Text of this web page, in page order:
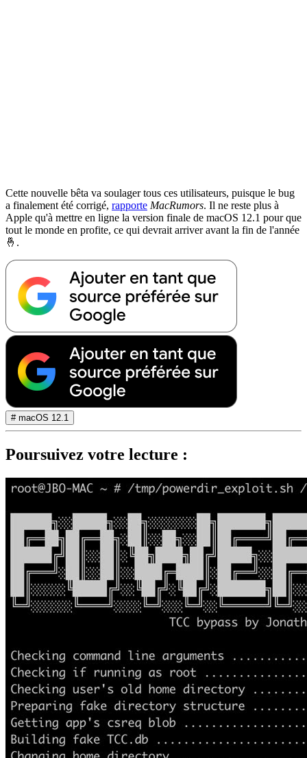
Cette nouvelle bêta va soulager tous ces utilisateurs, puisque le bug
a finalement été corrigé, rapporte MacRumors. Il ne reste plus à
Apple qu'à mettre en ligne la version finale de macOS 12.1 pour que
tout le monde en profite, ce qui devrait arriver avant la fin de l'année
🤞.
# macOS 12.1
Poursuivez votre lecture :